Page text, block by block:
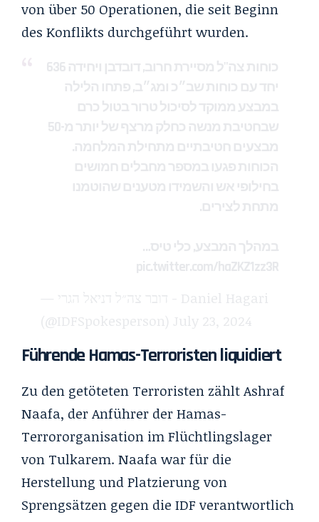
von über 50 Operationen, die seit Beginn
des Konflikts durchgeführt wurden.
כוחות צה"ל מסיירת חרוב, דובדבן ויחידה 636
יחד עם כוחות שב״כ ומג״ב, פתחו הלילה
במבצע ממוקד לסיכול טרור בטול כרם
שבחטיבת מנשה כחלק מרצף של יותר מ-50
מבצעים חטיבתיים מתחילת המלחמה.
הכוחות פגעו במספר מחבלים חמושים
בחילופי אש והשמידו מטענים שהוטמנו
מתחת לצירים.
במהלך המבצע, כלי טיס…
pic.twitter.com/haZKZ1zz3R
(@IDFSpokesperson) July 23, 2024
Führende Hamas-Terroristen liquidiert
Zu den getöteten Terroristen zählt Ashraf
Naafa, der Anführer der Hamas-
Terrororganisation im Flüchtlingslager
von Tulkarem. Naafa war für die
Herstellung und Platzierung von
Sprengsätzen gegen die IDF verantwortlich